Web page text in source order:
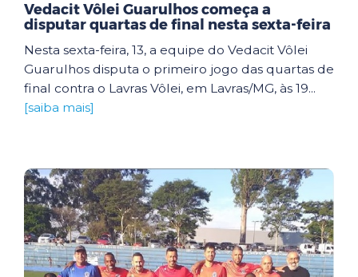
Vedacit Vôlei Guarulhos começa a
disputar quartas de final nesta sexta-feira
Nesta sexta-feira, 13, a equipe do Vedacit Vôlei
Guarulhos disputa o primeiro jogo das quartas de
final contra o Lavras Vôlei, em Lavras/MG, às 19...
[saiba mais]